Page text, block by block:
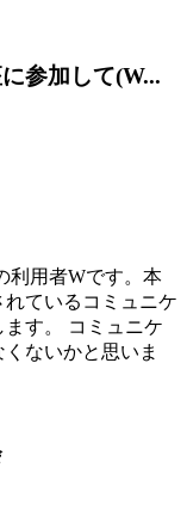
参加して(W...
利用者Wです。本
ているコミュニケ
す。 コミュニケ
ないかと思いま